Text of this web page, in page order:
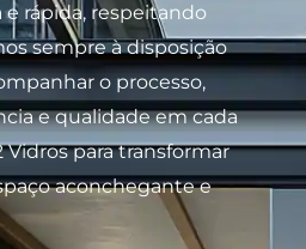
rápida, respeitando
sempre à disposição
o processo,
e qualidade em cada
Vidros para transformar
aconchegante e